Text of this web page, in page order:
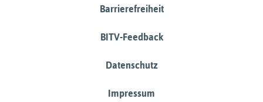
Barrierefreiheit
BITV-Feedback
Datenschutz
Impressum